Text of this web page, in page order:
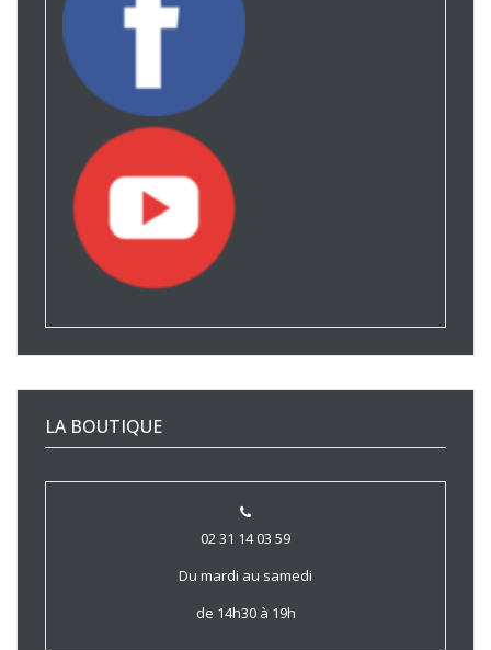
LA BOUTIQUE
02 31 14 03 59
Du mardi au samedi
de 14h30 à 19h